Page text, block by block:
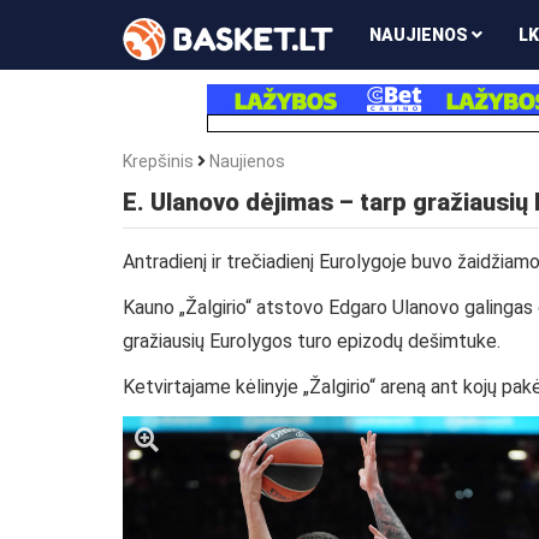
NAUJIENOS
Krepšinis Naujienos
E. Ulanovo dėjimas – tarp
Antradienį ir trečiadienį Eurolygoje buvo
Kauno „Žalgirio“ atstovo Edgaro Ulanovo
gražiausių Eurolygos turo epizodų dešimtuke.
Ketvirtajame kėlinyje „Žalgirio“ areną ant kojų